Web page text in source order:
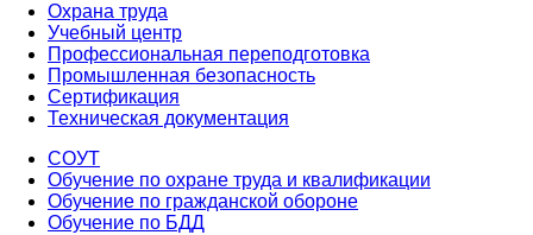
Охрана труда
Учебный центр
Профессиональная переподготовка
Промышленная безопасность
Сертификация
Техническая документация
СОУТ
Обучение по охране труда и квалификации
Обучение по гражданской обороне
Обучение по БДД